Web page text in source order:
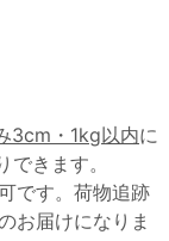
3cm・1kg以内に
できます。
です。荷物追跡
お届けになりま